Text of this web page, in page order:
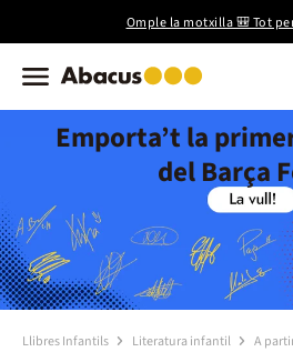
Omple la motxilla 🎒 Tot
Emporta’t la
del Barça
Llibres Infantils Literatura infantil A